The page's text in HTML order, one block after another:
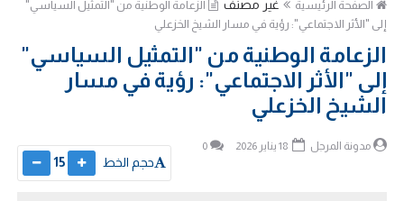
الصفحة الرئيسية غير مصنف
الزعامة الوطنية من "التمثيل السياسي"
إلى "الأثر الاجتماعي": رؤية في مسار الشيخ الخزعلي
الزعامة الوطنية من "التمثيل السياسي"
إلى "الأثر الاجتماعي": رؤية في مسار
الشيخ الخزعلي
مدونة المرجل 0
حجم الخط 15